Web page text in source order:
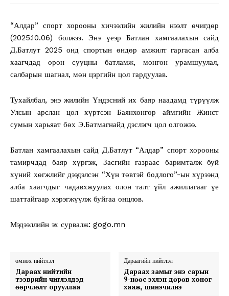
“Алдар” спорт хорооны хичээлийн жилийн нээлт өчигдөр
(2025.10.06) болжээ. Энэ үеэр Батлан хамгаалахын сайд
Д.Батлут 2025 онд спортын өндөр амжилт гаргасан алба
хаагчдад орон сууцны батламж, мөнгөн урамшуулал,
салбарын шагнал, мөн цэргийн цол гардуулав.
Тухайлбал, энэ жилийн Үндэсний их баяр наадамд түрүүлж
Улсын арслан цол хүртсэн Баянхонгор аймгийн Жинст
сумын харьяат бөх Э.Батмагнайд дэслэгч цол олгожээ.
Батлан хамгаалахын сайд Д.Батлут “Алдар” спорт хорооны
тамирчдад баяр хүргэж, Засгийн газраас баримталж буй
хүний хөгжлийг дээдэлсэн “Хүн төвтэй бодлого”-ын хүрээнд
алба хаагчдыг чадавхжуулах олон талт үйл ажиллагааг үе
шаттайгаар хэрэгжүүлж буйгаа онцлов.
Мэдээллийн эх сурвалж: gogo.mn
өмнөх нийтлэл
Дараах нийтийн
тээврийн чиглэлүүдэд
өөрчлөлт орууллаа
Дараагийн нийтлэл
Дараах замыг энэ сарын
9-нөөс эхлэн дөрөв хоног
хааж, шинэчилнэ